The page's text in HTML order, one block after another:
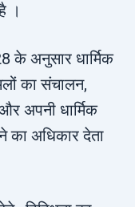
।
के अनुसार धार्मिक
का संचालन,
अपनी धार्मिक
का अधिकार देता